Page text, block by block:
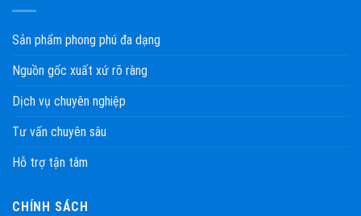
Sản phẩm phong phú đa dạng
Nguồn gốc xuất xứ rõ ràng
Dịch vụ chuyên nghiệp
Tư vấn chuyên sâu
Hỗ trợ tận tâm
CHÍNH SÁCH